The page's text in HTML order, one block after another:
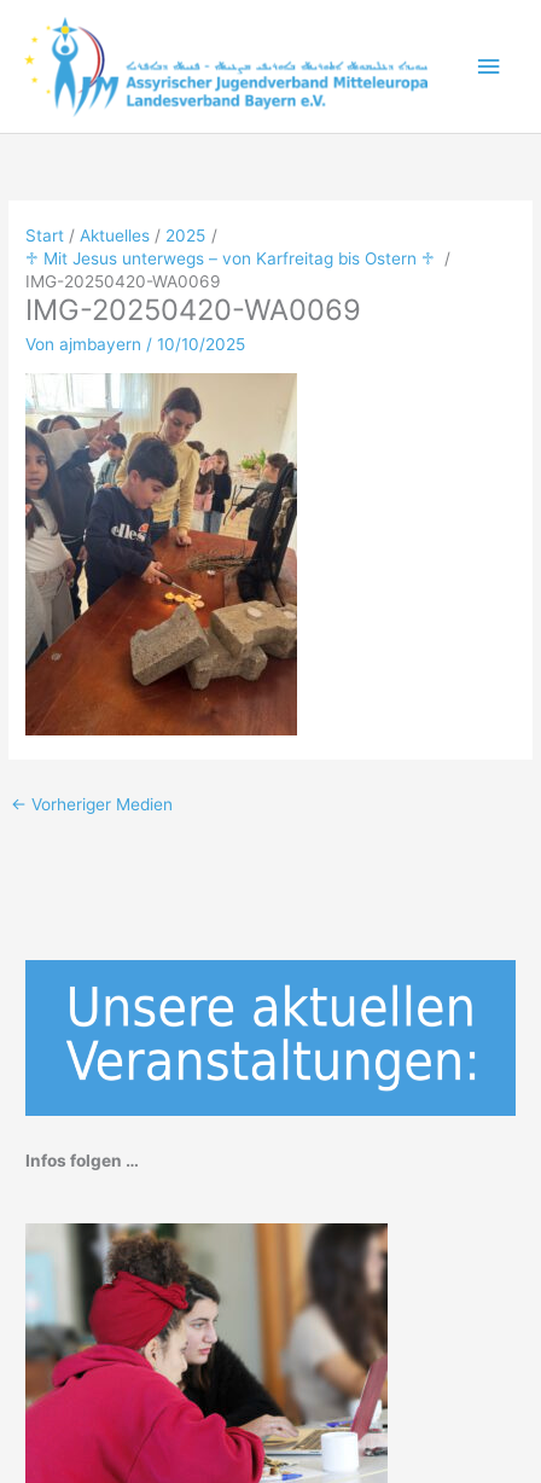
Inhalt
springen
Start Aktuelles
2025
♱ Mit Jesus unterwegs – von Karfreitag bis Ostern ♱
IMG-20250420-WA0069
IMG-20250420-WA0069
Vonajmbayern/10/10/2025
← Vorheriger Medien
Infos folgen …